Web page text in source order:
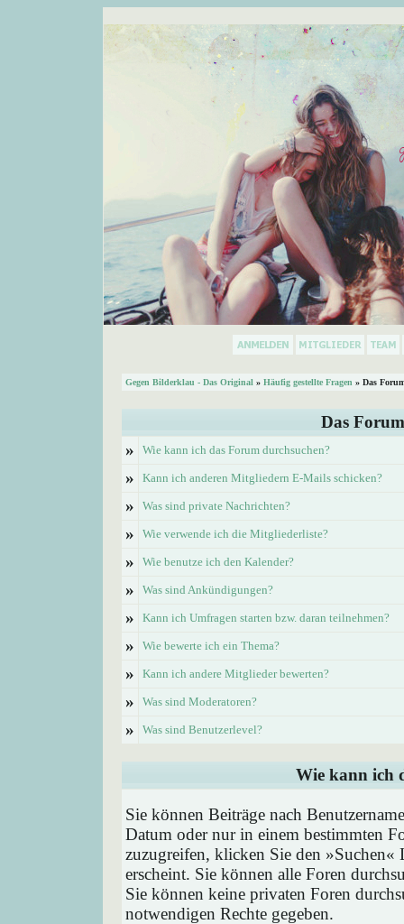
Gegen Bilderklau - Das Original » Häufig gestellte Fragen » Das
Das
»
Wie kann ich das Forum durchsuchen?
» Kann ich anderen Mitgliedern E-Mails schicken?
» Was sind private Nachrichten?
» Wie verwende ich die Mitgliederliste?
» Wie benutze ich den Kalender?
» Was sind Ankündigungen?
» Kann ich Umfragen starten bzw. daran teilnehmen?
» Wie bewerte ich ein Thema?
» Kann ich andere Mitglieder bewerten?
» Was sind Moderatoren?
» Was sind Benutzerlevel?
Wie kann ich
Sie können Beiträge nach
Datum oder nur in einem bestimmten
zuzugreifen, klicken Sie den »Suchen«
erscheint. Sie können alle Foren
Sie können keine privaten Foren
notwendigen Rechte gegeben.